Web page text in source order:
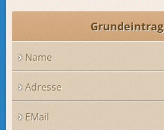
Grundeintrag
Name
Adresse
EMail